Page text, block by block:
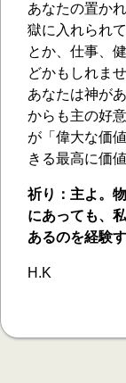
あなたの置か
獄に入れられ
とか、仕事、
どかもしれま
あなたは神が
からも主の好
が「偉大な価
きる最高に価
祈り：主よ。
にあっても、
あるのを経験
H.K